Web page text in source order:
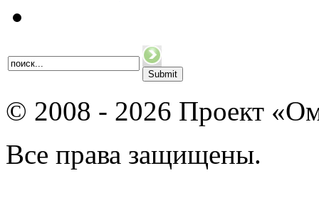
© 2008 - 2026 Проект
Все права защищены.